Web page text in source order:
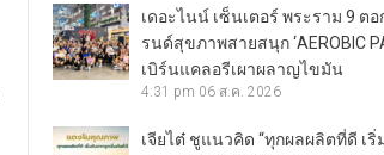
เดอะไนน์ เซ็นเตอร์ พระราม 9 ตอ
รนด์สุขภาพสายสนุก ‘AEROBIC
เบิร์นแคลอรีเผาผลาญไขมัน
4:31 pm 06 ส.ค. 2026
เจียไต๋ ชูแนวคิด “ทุกผลผลิตที่ดี เ